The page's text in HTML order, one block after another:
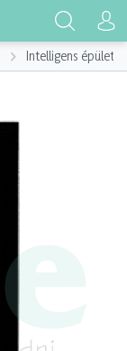
Intelligens épület,